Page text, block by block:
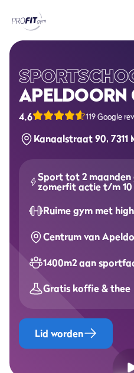
Alle
Waarom
APELDOORN
4.6 119 Google
Kanaalstraat 90, 7311
Sport tot 2
zomerfit actie t/m 10
Ruime gym met
Centrum van
1400m2 aan
Gratis koffie & thee
Lid worden